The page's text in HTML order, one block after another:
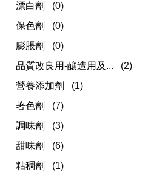
漂白劑
(0)
保色劑
(0)
膨脹劑
(0)
品質改良用-釀造用及...
(2)
營養添加劑
(1)
著色劑
(7)
調味劑
(3)
甜味劑
(6)
粘稠劑
(1)